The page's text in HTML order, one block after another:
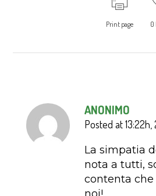
Print page 0
ANONIMO
Posted at 13:22h,
La simpatia
nota a tutti,
contenta